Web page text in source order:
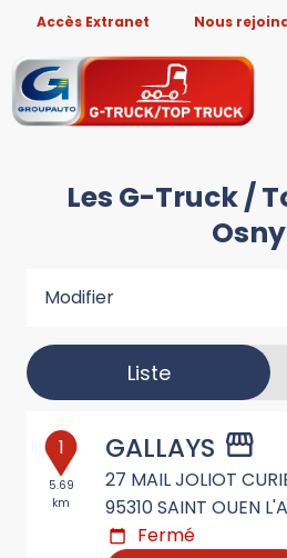
Accès Extranet Nous
Les G-Truck /
Osny
Modifier
Liste
1
5.69
km
GALLAYS
27 MAIL JOLIOT
95310SAINT OUEN
Fermé